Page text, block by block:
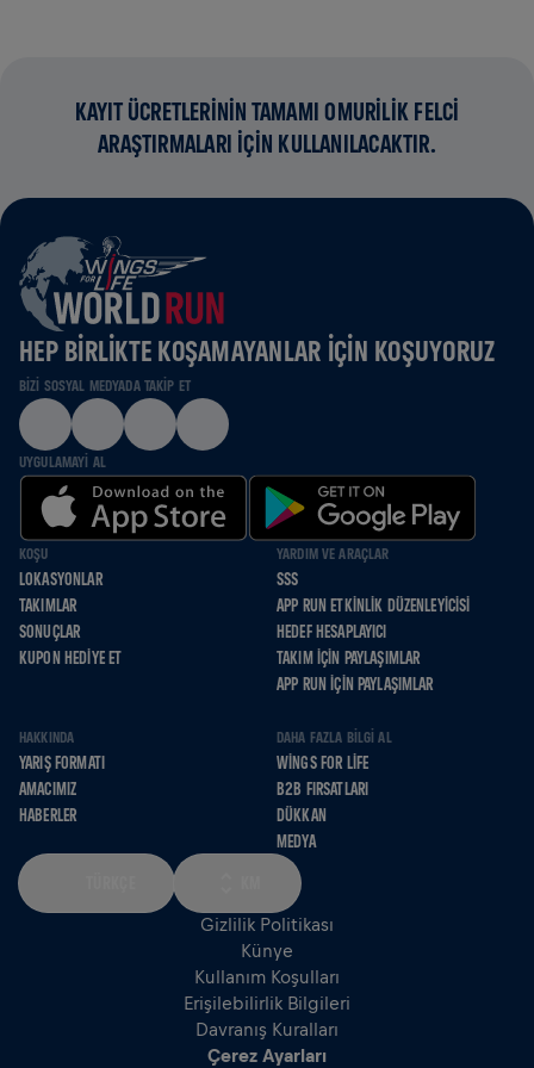
KAYIT ÜCRETLERİNİN TAMAMI OMURİLİK FELCİ
ARAŞTIRMALARI İÇİN KULLANILACAKTIR.
HEP BIRLIKTE KOŞAMAYANLAR IÇIN KOŞUYORUZ
BIZI SOSYAL MEDYADA TAKIP ET
UYGULAMAYI AL
KOŞU
LOKASYONLAR
TAKIMLAR
SONUÇLAR
KUPON HEDIYE ET
YARDIM VE ARAÇLAR
SSS
APP RUN ETKINLIK DÜZENLEYICISI
HEDEF HESAPLAYICI
TAKIM İÇIN PAYLAŞIMLAR
APP RUN İÇIN PAYLAŞIMLAR
HAKKINDA
YARIŞ FORMATI
AMACIMIZ
HABERLER
DAHA FAZLA BILGI AL
WINGS FOR LIFE
B2B FIRSATLARI
DÜKKAN
MEDYA
Gizlilik Politikası
Künye
Kullanım Koşulları
Erişilebilirlik Bilgileri
Davranış Kuralları
Çerez Ayarları